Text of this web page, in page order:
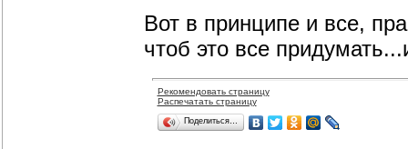
Вот в принципе и все,
чтоб это все
Рекомендовать страницу
Распечатать страницу
Поделиться…